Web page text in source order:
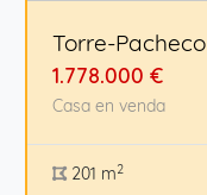
Torre-Pacheco
1.778.000 €
Casa en venda
201 m2